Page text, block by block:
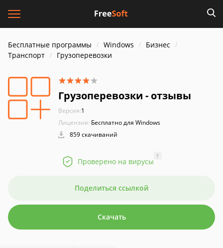
Бесплатные программы Windows
Бизнес
Транспорт
Грузоперевозки
Грузоперевозки - отзывы
Версия:1
Лицензия: Бесплатно для Windows
859 скачиваний
Проверено на вирусы
?
Поделиться ссылкой
Скачать